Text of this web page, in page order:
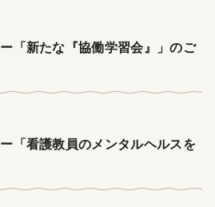
「新たな『協働学習会』」のご
「看護教員のメンタルヘルスを